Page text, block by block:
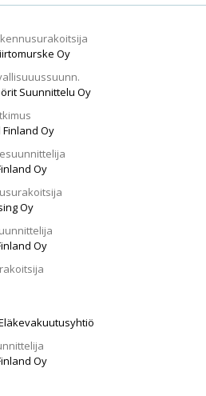
Oy
Suunnittelu Oy
Finland Oy
Oy
Oy
Oy
Oy